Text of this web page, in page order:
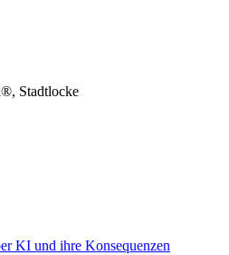
KI und ihre Konsequenzen